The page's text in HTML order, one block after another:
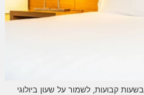
קבועות, לשמור על שעון ביולוגי